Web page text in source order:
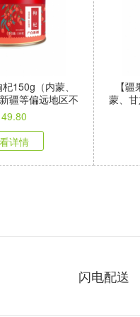
150g（内蒙、
疆等偏远地区不
发）
49.80
详情
【
蒙、
闪电配送